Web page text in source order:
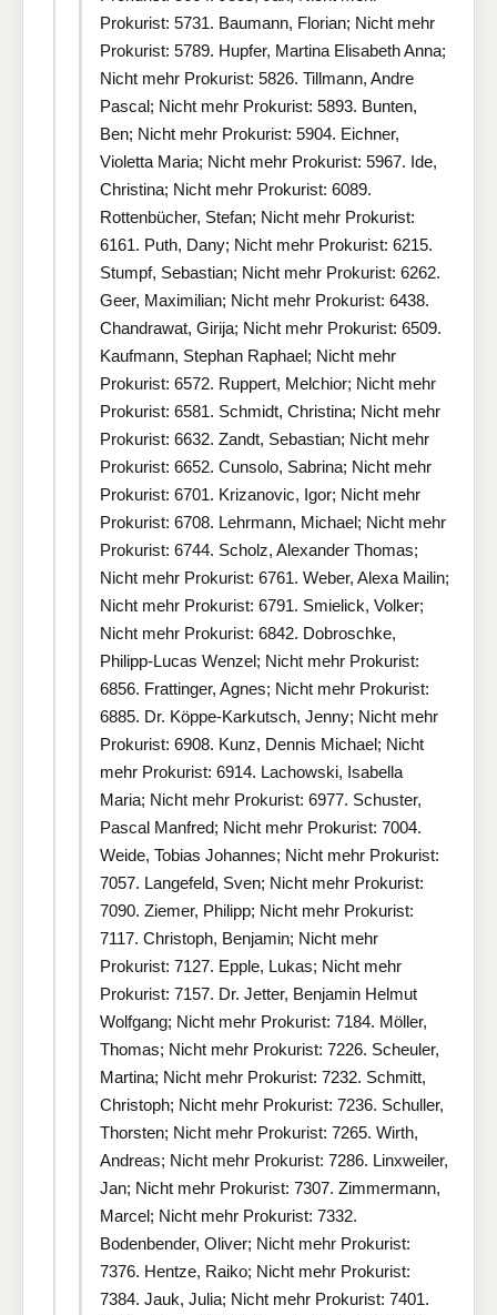
Prokurist: 5731. Baumann, Florian; Nicht mehr
Prokurist: 5789. Hupfer, Martina Elisabeth Anna;
Nicht mehr Prokurist: 5826. Tillmann, Andre
Pascal; Nicht mehr Prokurist: 5893. Bunten,
Ben; Nicht mehr Prokurist: 5904. Eichner,
Violetta Maria; Nicht mehr Prokurist: 5967. Ide,
Christina; Nicht mehr Prokurist: 6089.
Rottenbücher, Stefan; Nicht mehr Prokurist:
6161. Puth, Dany; Nicht mehr Prokurist: 6215.
Stumpf, Sebastian; Nicht mehr Prokurist: 6262.
Geer, Maximilian; Nicht mehr Prokurist: 6438.
Chandrawat, Girija; Nicht mehr Prokurist: 6509.
Kaufmann, Stephan Raphael; Nicht mehr
Prokurist: 6572. Ruppert, Melchior; Nicht mehr
Prokurist: 6581. Schmidt, Christina; Nicht mehr
Prokurist: 6632. Zandt, Sebastian; Nicht mehr
Prokurist: 6652. Cunsolo, Sabrina; Nicht mehr
Prokurist: 6701. Krizanovic, Igor; Nicht mehr
Prokurist: 6708. Lehrmann, Michael; Nicht mehr
Prokurist: 6744. Scholz, Alexander Thomas;
Nicht mehr Prokurist: 6761. Weber, Alexa Mailin;
Nicht mehr Prokurist: 6791. Smielick, Volker;
Nicht mehr Prokurist: 6842. Dobroschke,
Philipp-Lucas Wenzel; Nicht mehr Prokurist:
6856. Frattinger, Agnes; Nicht mehr Prokurist:
6885. Dr. Köppe-Karkutsch, Jenny; Nicht mehr
Prokurist: 6908. Kunz, Dennis Michael; Nicht
mehr Prokurist: 6914. Lachowski, Isabella
Maria; Nicht mehr Prokurist: 6977. Schuster,
Pascal Manfred; Nicht mehr Prokurist: 7004.
Weide, Tobias Johannes; Nicht mehr Prokurist:
7057. Langefeld, Sven; Nicht mehr Prokurist:
7090. Ziemer, Philipp; Nicht mehr Prokurist:
7117. Christoph, Benjamin; Nicht mehr
Prokurist: 7127. Epple, Lukas; Nicht mehr
Prokurist: 7157. Dr. Jetter, Benjamin Helmut
Wolfgang; Nicht mehr Prokurist: 7184. Möller,
Thomas; Nicht mehr Prokurist: 7226. Scheuler,
Martina; Nicht mehr Prokurist: 7232. Schmitt,
Christoph; Nicht mehr Prokurist: 7236. Schuller,
Thorsten; Nicht mehr Prokurist: 7265. Wirth,
Andreas; Nicht mehr Prokurist: 7286. Linxweiler,
Jan; Nicht mehr Prokurist: 7307. Zimmermann,
Marcel; Nicht mehr Prokurist: 7332.
Bodenbender, Oliver; Nicht mehr Prokurist:
7376. Hentze, Raiko; Nicht mehr Prokurist:
7384. Jauk, Julia; Nicht mehr Prokurist: 7401.